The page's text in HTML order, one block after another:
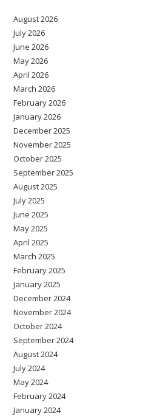
August 2026
July 2026
June 2026
May 2026
April 2026
March 2026
February 2026
January 2026
December 2025
November 2025
October 2025
September 2025
August 2025
July 2025
June 2025
May 2025
April 2025
March 2025
February 2025
January 2025
December 2024
November 2024
October 2024
September 2024
August 2024
July 2024
May 2024
February 2024
January 2024